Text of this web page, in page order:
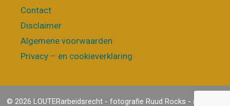
Contact
Disclaimer
Algemene voorwaarden
Privacy – en cookieverklaring
© 2026 LOUTERarbeidsrecht - fotografie Ruud Rocks - realisatie